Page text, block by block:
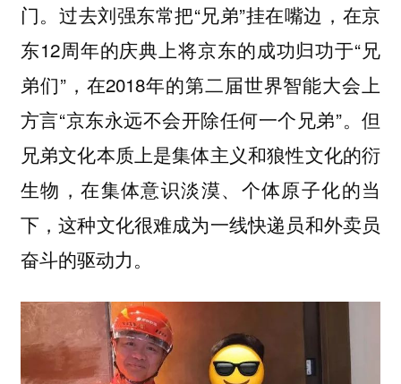
门。过去刘强东常把“兄弟”挂在嘴边，在京
东12周年的庆典上将京东的成功归功于“兄
弟们”，在2018年的第二届世界智能大会上
方言“京东永远不会开除任何一个兄弟”。但
兄弟文化本质上是集体主义和狼性文化的衍
生物，在集体意识淡漠、个体原子化的当
下，这种文化很难成为一线快递员和外卖员
奋斗的驱动力。